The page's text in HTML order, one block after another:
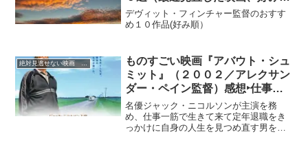
順）
デヴィット・フィンチャー監督のおすす
め１０作品(好み順）
絶対見逃せない映画 おすすめ
ものすごい映画『アバウト・シュ
ミット』（２００２／アレクサン
ダー・ペイン監督）感想‣仕事一
筋だった男が定年退職後、真剣
に”第二の人生”に向き合う！
名優ジャック・ニコルソンが主演を務
め、仕事一筋で生きて来て定年退職をき
っかけに自身の人生を見つめ直す男を、